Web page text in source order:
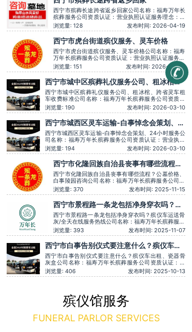
省殡葬用车、火化预约，下葬安葬礼仪服务，殡
西宁市殡葬长途跨省返乡回家公司名称：福寿万年长
殡葬服务公司资质认证：营业执照认证服务理念：客
户至上，服务至上服务时间：全天在线用户评价：丧
事一条龙服务顺畅，解答耐心细致。主营服务：殡葬
服务、灵堂布置、丧葬一条龙、殡仪车出租、白事服
务、灵车接运、殡葬用品、长途跨省殡葬用车、火化
预约，下葬安葬礼仪服务，
浏览量: 128 发布时间: 2026-04-19
西宁市虎台街道殡仪服务、灵车价格
西宁市虎台街道殡仪服务、灵车价格公司名称：福寿
万年长殡葬服务公司资质认证：营业执照认证服务理
念：客户至上，服务至上服务时间：全天在线用户评
价：丧事一条龙服务顺畅，解答耐心细致。主营服
务：殡葬服务、灵堂布置、丧葬一条龙、殡仪车出
租、白事服务、灵车接运、殡葬用品、长途跨省殡葬
用车、火化预约，下葬安葬礼仪
浏览量: 151 发布时间: 2026-03-30
西宁市城中区殡葬礼仪服务公司、租冰棺、
跨省灵车租车收费标准
西宁市城中区殡葬礼仪服务公司、租冰棺、跨省灵车租
车收费标准公司名称：福寿万年长殡葬服务公司资质认
证：营业执照认证服务理念：客户至上，服务至上服务
时间：全天在线用户评价：时间守约，从不拖沓误事。
主营服务：殡葬服务、灵堂布置、丧葬一条龙、殡仪车
出租、白事服务、灵车接运、殡葬用品、长途跨省殡葬
用车、火化预
浏览量: 190 发布时间: 2026-03-10
西宁市城西区灵车运输​-白事悼念会策划、
24小时服务
西宁市城西区灵车运输-白事悼念会策划、24小时服务公
司名称：福寿万年长殡葬服务公司资质认证：营业执照
认证服务理念：客户至上，服务至上服务时间：全天在
线用户评价：时间守约，从不拖沓误事。主营服务：殡
葬服务、灵堂布置、丧葬一条龙、殡仪车出租、白事服
务、灵车接运、殡葬用品、长途跨省殡葬用车、火化预
约，下葬安葬
浏览量: 194 发布时间: 2026-03-10
西宁市化隆回族自治县丧事有哪些流程？
公墓价格、白事陵园咨询
西宁市化隆回族自治县丧事有哪些流程？公墓价格、
白事陵园咨询公司名称：福寿万年长殡葬服务公司资
质认证：营业执照认证服务理念：客户至上，服务至
上服务时间：全天在线用户评价：价格透明，没有隐
形消费。主营服务：殡葬服务、灵堂布置、丧葬一条
龙、殡仪车出租、白事服务、灵车接运、殡葬用品、
长途跨省殡葬用车、火化预
浏览量: 370 发布时间: 2025-11-15
西宁市景程路一条龙包括净身穿衣吗？殡
仪车运送骨灰/全天在线服务热线
西宁市景程路一条龙包括净身穿衣吗？殡仪车运送骨
灰/全天在线服务热线公司名称：福寿万年长殡葬服务
公司资质认证：营业执照认证服务理念：客户至上，
服务至上服务时间：全天在线用户评价：服务有认真
倾听家属需求，个性化服务很到位。主营服务：殡葬
服务、灵堂布置、丧葬一条龙、殡仪车出租、白事服
务、灵车接运、殡葬用品、
浏览量: 393 发布时间: 2025-11-07
西宁市白事告别仪式要注意什么？殡仪车出
租、瓷器骨灰盒
西宁市白事告别仪式要注意什么？殡仪车出租、瓷器骨
灰盒公司名称：福寿万年长殡葬服务公司资质认证：营
业执照认证服务理念：客户至上，服务至上用户评价：
专业细致入微，服务温暖人心。主营服务：殡葬服务、
安葬礼仪服务
浏览量: 406 发布时间: 2025-10-13
殡仪馆服务
FUNERAL PARLOR SERVICES